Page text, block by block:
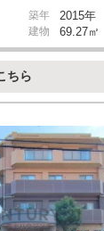
築年 2015年
建物 69.27㎡
ちら